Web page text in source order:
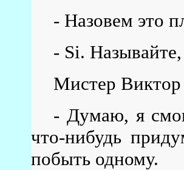
- Назовем это
- Si.
Мистер Виктор
- Думаю, я
что-нибудь
побыть одному.